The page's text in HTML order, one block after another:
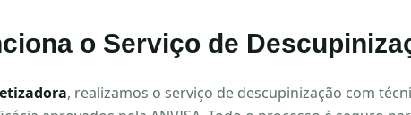
o Serviço de
, realizamos o serviço de descupinização com